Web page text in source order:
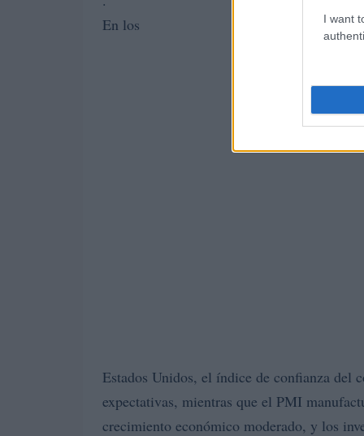
I want
En los
Estados Unidos, el índice de confianza del
expectativas, mientras que el PMI
crecimiento económico moderado, y los